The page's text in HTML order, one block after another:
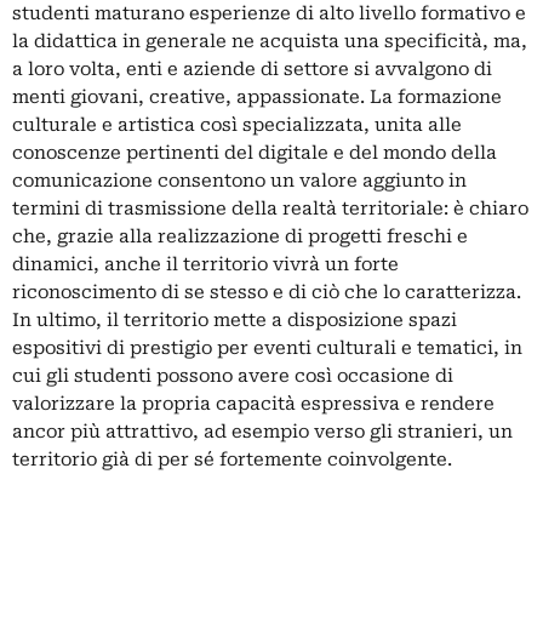
studenti maturano esperienze di alto livello formativo e
la didattica in generale ne acquista una specificità, ma,
a loro volta, enti e aziende di settore si avvalgono di
menti giovani, creative, appassionate. La formazione
culturale e artistica così specializzata, unita alle
conoscenze pertinenti del digitale e del mondo della
comunicazione consentono un valore aggiunto in
termini di trasmissione della realtà territoriale: è chiaro
che, grazie alla realizzazione di progetti freschi e
dinamici, anche il territorio vivrà un forte
riconoscimento di se stesso e di ciò che lo caratterizza.
In ultimo, il territorio mette a disposizione spazi
espositivi di prestigio per eventi culturali e tematici, in
cui gli studenti possono avere così occasione di
valorizzare la propria capacità espressiva e rendere
ancor più attrattivo, ad esempio verso gli stranieri, un
territorio già di per sé fortemente coinvolgente.